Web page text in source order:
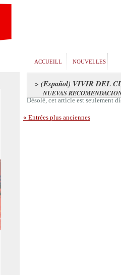
ACCUEILL NOUVELLES
> (Español) VIVIR DEL
NUEVAS
Désolé, cet article est seulement
« Entrées plus anciennes